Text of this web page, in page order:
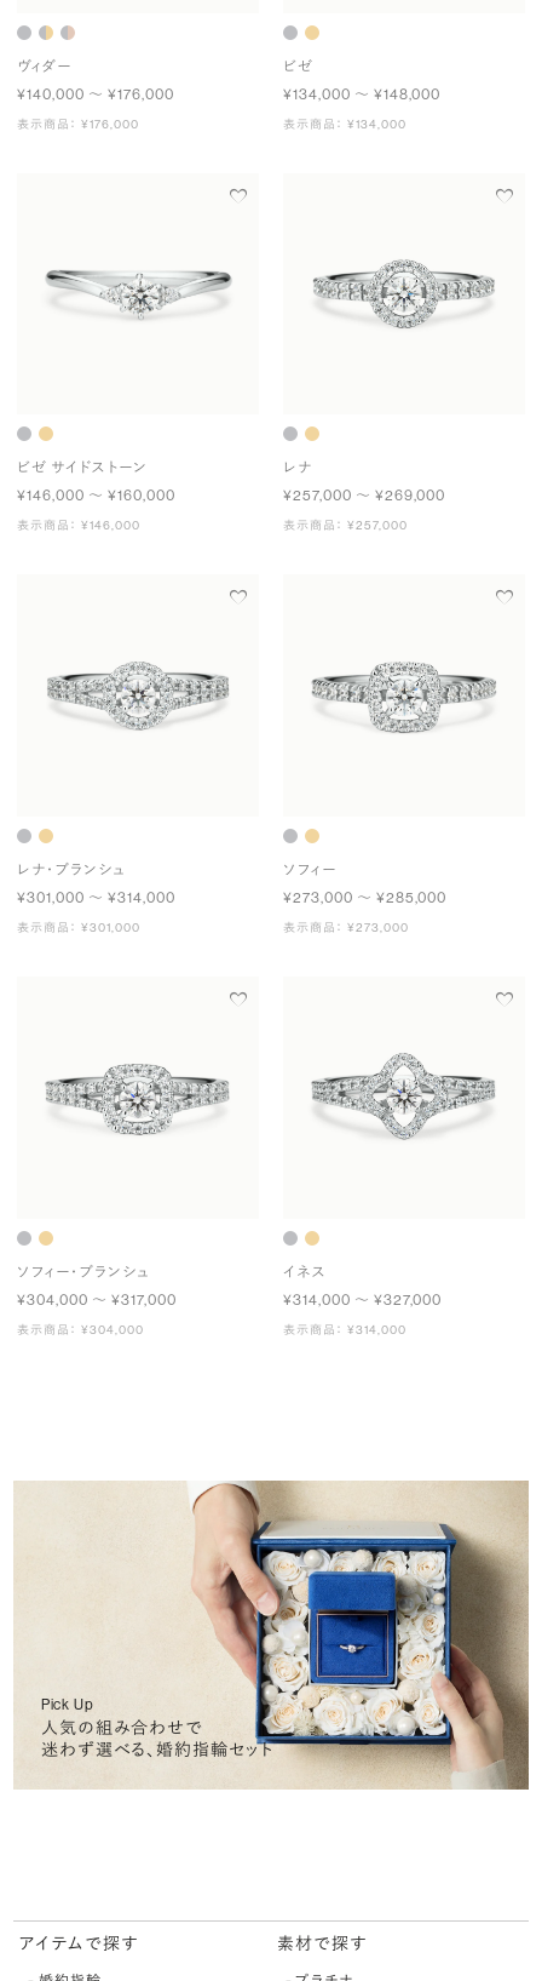
ヴィダー
¥140,000 〜 ¥176,000
表示商品： ¥176,000
ビゼ
¥134,000 〜 ¥148,000
表示商品： ¥134,000
ビゼ サイドストーン
¥146,000 〜 ¥160,000
表示商品： ¥146,000
レナ
¥257,000 〜 ¥269,000
表示商品： ¥257,000
レナ・ブランシュ
¥301,000 〜 ¥314,000
表示商品： ¥301,000
ソフィー
¥273,000 〜 ¥285,000
表示商品： ¥273,000
ソフィー・ブランシュ
¥304,000 〜 ¥317,000
表示商品： ¥304,000
イネス
¥314,000 〜 ¥327,000
表示商品： ¥314,000
Pick Up
人気の組み合わせで
迷わず選べる、婚約指輪セット
アイテムで探す
素材で探す